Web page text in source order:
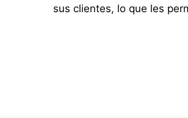
sus clientes, lo que les